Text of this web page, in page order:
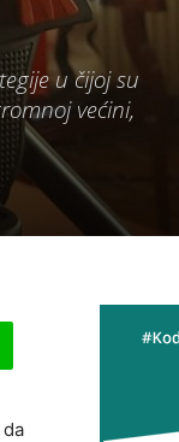
u čijoj su
većini,